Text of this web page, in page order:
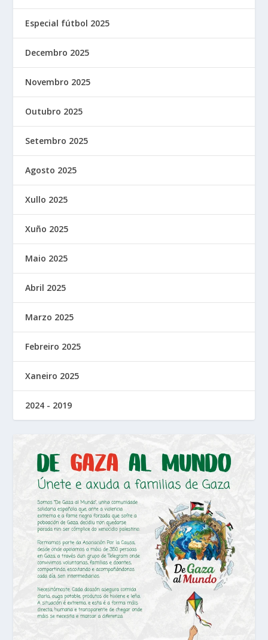
Especial fútbol 2025
Decembro 2025
Novembro 2025
Outubro 2025
Setembro 2025
Agosto 2025
Xullo 2025
Xuño 2025
Maio 2025
Abril 2025
Marzo 2025
Febreiro 2025
Xaneiro 2025
2024 - 2019